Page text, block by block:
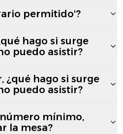
permitido'?
hago si surge
puedo asistir?
¿qué hago si surge
puedo asistir?
mínimo,
la mesa?